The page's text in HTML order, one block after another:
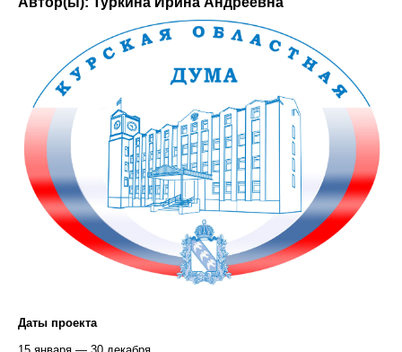
Даты проекта